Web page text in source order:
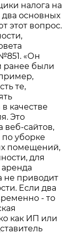
налога на
основных
этот вопрос.
«Он
ранее были
те,
качестве
Это
веб-сайтов,
по уборке
помещений,
для
не приводит
Если два
- то
как ИП или